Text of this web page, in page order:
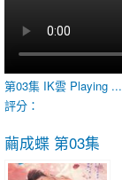
第03集 IK雲 Playing ...
評分：
繭成蝶 第03集